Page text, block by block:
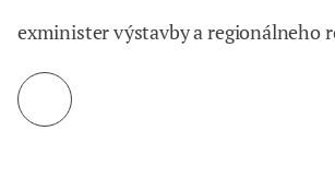
exminister výstavby a regionálneho